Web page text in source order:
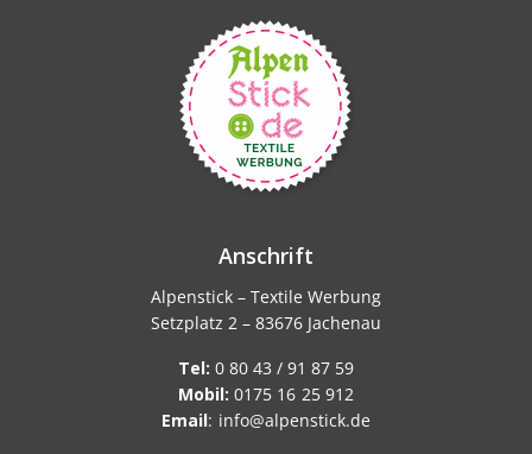
Anschrift
Alpenstick – Textile Werbung
Setzplatz 2 – 83676 Jachenau
Tel: 0 80 43 / 91 87 59
Mobil: 0175 16 25 912
Email: info@alpenstick.de